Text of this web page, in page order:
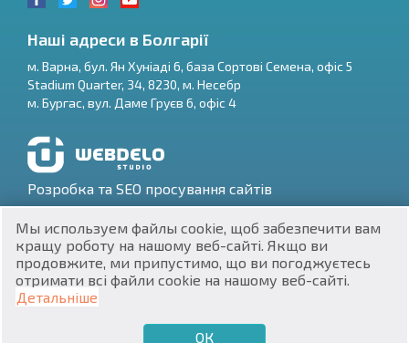
$
₽
₴
zł
PL
Наші адреси в Болгарії
м. Варна, бул. Ян Хуніаді 6, база Сортові Семена, офіс 5
Stadium Quarter, 34, 8230, м. Несебр
м. Бургас, вул. Даме Груєв 6, офіс 4
Розробка та SEO просування сайтів
ЕИК 201160903
Мы используем файлы cookie, щоб забезпечити вам
кращу роботу на нашому веб-сайті. Якщо ви
продовжите, ми припустимо, що ви погоджуєтесь
отримати всі файли cookie на нашому веб-сайті.
Детальніше
ОК